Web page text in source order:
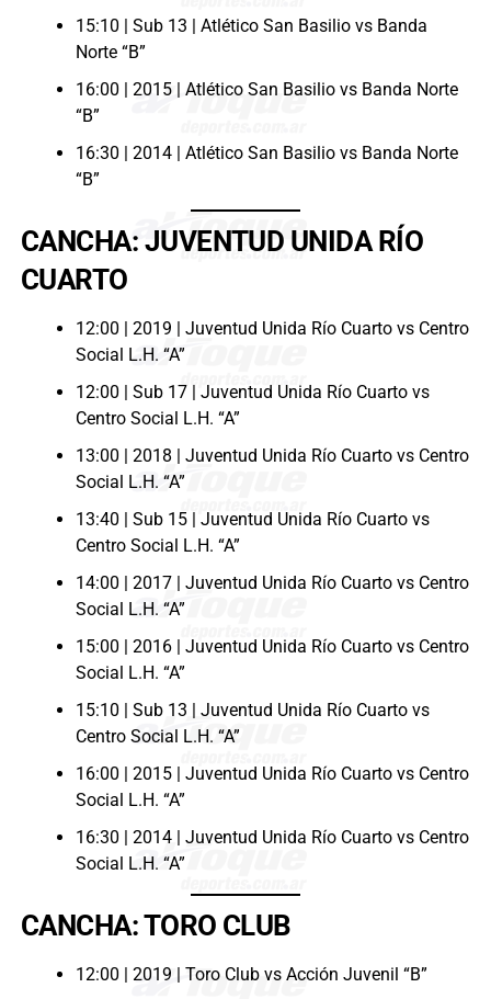
15:10 | Sub 13 | Atlético San Basilio vs Banda
Norte “B”
16:00 | 2015 | Atlético San Basilio vs Banda Norte
“B”
16:30 | 2014 | Atlético San Basilio vs Banda Norte
“B”
CANCHA: JUVENTUD UNIDA RÍO
CUARTO
12:00 | 2019 | Juventud Unida Río Cuarto vs Centro
Social L.H. “A”
12:00 | Sub 17 | Juventud Unida Río Cuarto vs
Centro Social L.H. “A”
13:00 | 2018 | Juventud Unida Río Cuarto vs Centro
Social L.H. “A”
13:40 | Sub 15 | Juventud Unida Río Cuarto vs
Centro Social L.H. “A”
14:00 | 2017 | Juventud Unida Río Cuarto vs Centro
Social L.H. “A”
15:00 | 2016 | Juventud Unida Río Cuarto vs Centro
Social L.H. “A”
15:10 | Sub 13 | Juventud Unida Río Cuarto vs
Centro Social L.H. “A”
16:00 | 2015 | Juventud Unida Río Cuarto vs Centro
Social L.H. “A”
16:30 | 2014 | Juventud Unida Río Cuarto vs Centro
Social L.H. “A”
CANCHA: TORO CLUB
12:00 | 2019 | Toro Club vs Acción Juvenil “B”